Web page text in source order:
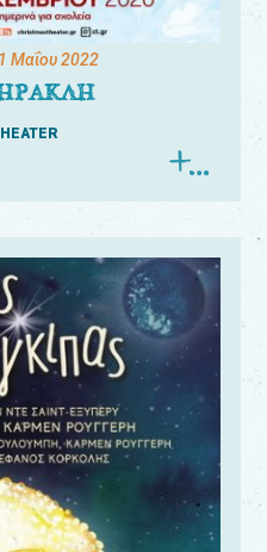
Μαΐου 2022